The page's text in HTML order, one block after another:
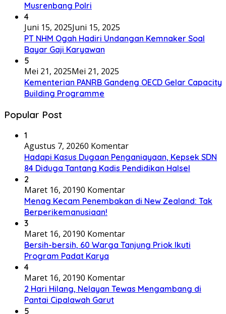
Musrenbang Polri
4
Juni 15, 2025Juni 15, 2025
PT NHM Ogah Hadiri Undangan Kemnaker Soal
Bayar Gaji Karyawan
5
Mei 21, 2025Mei 21, 2025
Kementerian PANRB Gandeng OECD Gelar Capacity
Building Programme
Popular Post
1
Agustus 7, 20260 Komentar
Hadapi Kasus Dugaan Penganiayaan, Kepsek SDN
84 Diduga Tantang Kadis Pendidikan Halsel
2
Maret 16, 20190 Komentar
Menag Kecam Penembakan di New Zealand: Tak
Berperikemanusiaan!
3
Maret 16, 20190 Komentar
Bersih-bersih, 60 Warga Tanjung Priok Ikuti
Program Padat Karya
4
Maret 16, 20190 Komentar
2 Hari Hilang, Nelayan Tewas Mengambang di
Pantai Cipalawah Garut
5